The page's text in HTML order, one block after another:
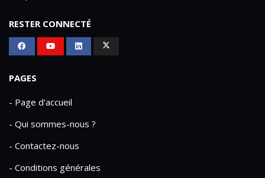
RESTER CONNECTÉ
PAGES
- Page d'accueil
- Qui sommes-nous ?
- Contactez-nous
- Conditions générales